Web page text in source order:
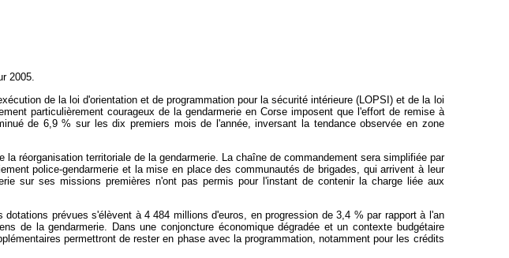
2005.
de la loi d'orientation et de programmation pour la sécurité intérieure (LOPSI) et de la loi
particulièrement courageux de la gendarmerie en Corse imposent que l'effort de remise à
de 6,9 % sur les dix premiers mois de l'année, inversant la tendance observée en zone
réorganisation territoriale de la gendarmerie. La chaîne de commandement sera simplifiée par
police-gendarmerie et la mise en place des communautés de brigades, qui arrivent à leur
sur ses missions premières n'ont pas permis pour l'instant de contenir la charge liée aux
prévues s'élèvent à 4 484 millions d'euros, en progression de 3,4 % par rapport à l'an
de la gendarmerie. Dans une conjoncture économique dégradée et un contexte budgétaire
permettront de rester en phase avec la programmation, notamment pour les crédits